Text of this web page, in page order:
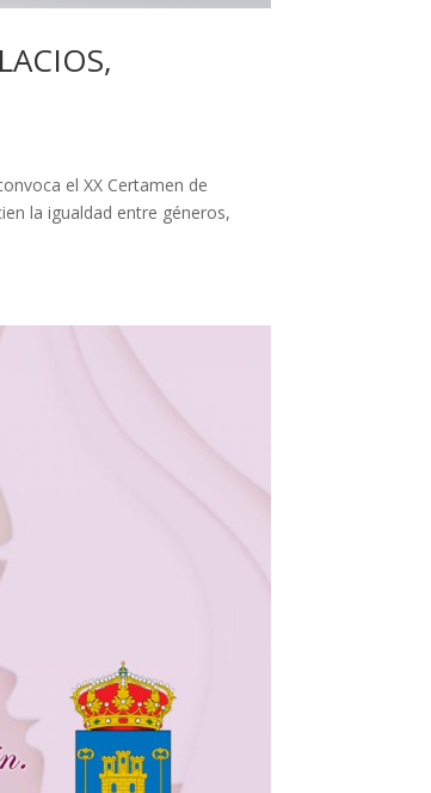
el XX Certamen de
la igualdad entre géneros,